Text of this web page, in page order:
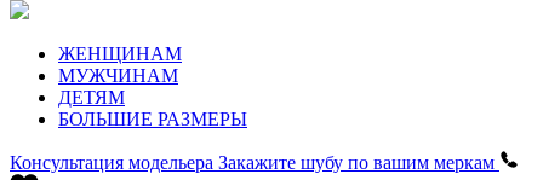
ЖЕНЩИНАМ
МУЖЧИНАМ
ДЕТЯМ
БОЛЬШИЕ РАЗМЕРЫ
Консультация модельера Закажите шубу по вашим меркам